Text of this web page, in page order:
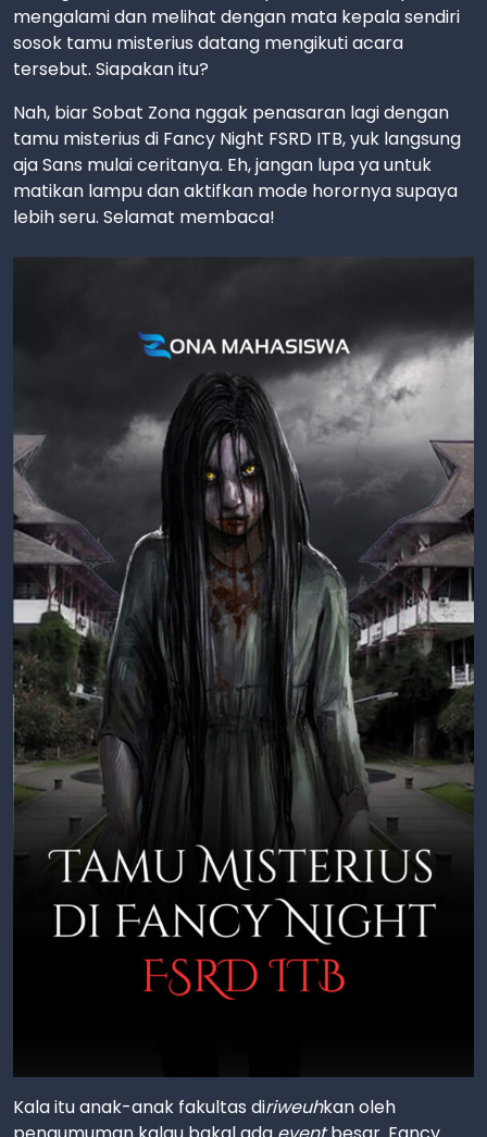
mengalami dan melihat dengan mata kepala sendiri
sosok tamu misterius datang mengikuti acara
tersebut. Siapakan itu?
Nah, biar Sobat Zona nggak penasaran lagi dengan
tamu misterius di Fancy Night FSRD ITB, yuk langsung
aja Sans mulai ceritanya. Eh, jangan lupa ya untuk
matikan lampu dan aktifkan mode horornya supaya
lebih seru. Selamat membaca!
Kala itu anak-anak fakultas diriweuhkan oleh